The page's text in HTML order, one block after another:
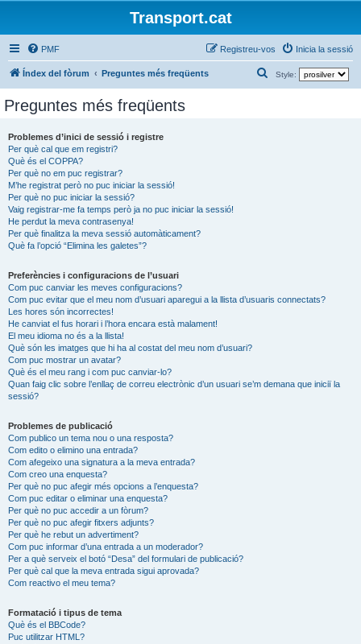
Transport.cat
PMF Inicia la sessió
Registreu-vos
Índex del fòrum Preguntes més freqüents Style:
e
Preguntes més freqüents
Problemes d’inici de sessió i registre
Per què cal que em registri?
Què és el COPPA?
Per què no em puc registrar?
M’he registrat però no puc iniciar la sessió!
Per què no puc iniciar la sessió?
Vaig registrar-me fa temps però ja no puc iniciar la sessió!
He perdut la meva contrasenya!
Per què finalitza la meva sessió automàticament?
Què fa l’opció “Elimina les galetes”?
Preferències i configuracions de l’usuari
Com puc canviar les meves configuracions?
Com puc evitar que el meu nom d’usuari aparegui a la llista d’usuaris connectats?
Les hores són incorrectes!
He canviat el fus horari i l’hora encara està malament!
El meu idioma no és a la llista!
Què són les imatges que hi ha al costat del meu nom d’usuari?
Com puc mostrar un avatar?
Què és el meu rang i com puc canviar-lo?
Quan faig clic sobre l’enllaç de correu electrònic d’un usuari se’m demana que iniciï la
sessió?
Problemes de publicació
Com publico un tema nou o una resposta?
Com edito o elimino una entrada?
Com afegeixo una signatura a la meva entrada?
Com creo una enquesta?
Per què no puc afegir més opcions a l’enquesta?
Com puc editar o eliminar una enquesta?
Per què no puc accedir a un fòrum?
Per què no puc afegir fitxers adjunts?
Per què he rebut un advertiment?
Com puc informar d’una entrada a un moderador?
Per a què serveix el botó “Desa” del formulari de publicació?
Per què cal que la meva entrada sigui aprovada?
Com reactivo el meu tema?
Formatació i tipus de tema
Què és el BBCode?
Puc utilitzar HTML?